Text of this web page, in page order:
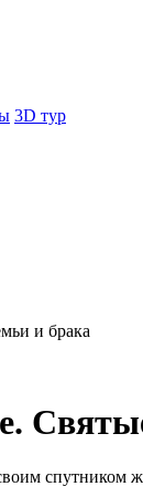
3D тур
и брака
спутником